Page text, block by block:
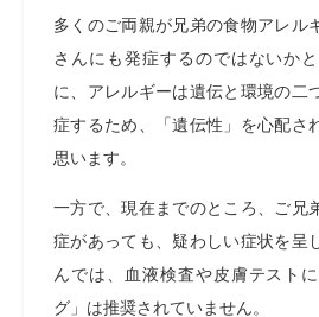
多くのご両親が兄弟の食物アレル
さんにも発症するのではないか
に、アレルギーは遺伝と環境の二
症するため、「遺伝性」を心配さ
思います。
一方で、現在までのところ、ご兄
症があっても、疑わしい症状を呈
んでは、血液検査や皮膚テスト
グ」は推奨されていません。